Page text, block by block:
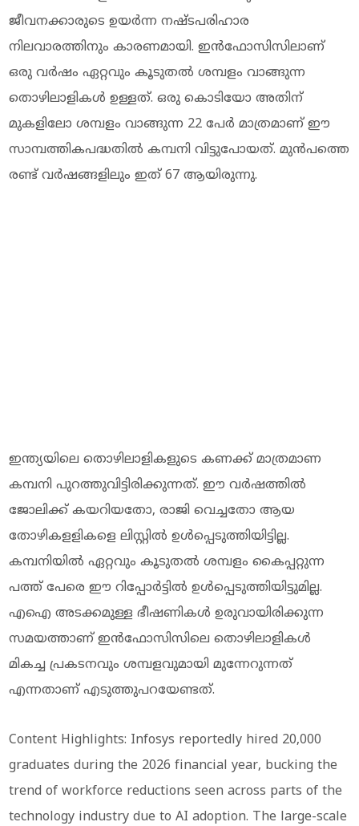
ജീവനക്കാരുടെ ഉയർന്ന നഷ്ടപരിഹാര
നിലവാരത്തിനും കാരണമായി. ഇന്‍ഫോസിസിലാണ്
ഒരു വർഷം ഏറ്റവും കൂടുതൽ ശമ്പളം വാങ്ങുന്ന
തൊഴിലാളികൾ ഉള്ളത്. ഒരു കൊടിയോ അതിന്
മുകളിലോ ശമ്പളം വാങ്ങുന്ന 22 പേർ മാത്രമാണ് ഈ
സാമ്പത്തികപദ്ധതിൽ കമ്പനി വിട്ടുപോയത്. മുൻപത്തെ
രണ്ട് വർഷങ്ങളിലും ഇത് 67 ആയിരുന്നു.
ഇന്ത്യയിലെ തൊഴിലാളികളുടെ കണക്ക് മാത്രമാണ
കമ്പനി പുറത്തുവിട്ടിരിക്കുന്നത്. ഈ വർഷത്തിൽ
ജോലിക്ക് കയറിയതോ, രാജി വെച്ചതോ ആയ
തോഴികളളികളെ ലിസ്റ്റിൽ ഉൾപ്പെടുത്തിയിട്ടില്ല.
കമ്പനിയിൽ ഏറ്റവും കൂടുതൽ ശമ്പളം കൈപ്പറ്റുന്ന
പത്ത് പേരെ ഈ റിപ്പോർട്ടിൽ ഉൾപ്പെടുത്തിയിട്ടുമില്ല.
എഐ അടക്കമുള്ള ഭീഷണികൾ ഉരുവായിരിക്കുന്ന
സമയത്താണ് ഇൻഫോസിസിലെ തൊഴിലാളികൾ
മികച്ച പ്രകടനവും ശമ്പളവുമായി മുന്നേറുന്നത്
എന്നതാണ് എടുത്തുപറയേണ്ടത്.
Content Highlights: Infosys reportedly hired 20,000
graduates during the 2026 financial year, bucking the
trend of workforce reductions seen across parts of the
technology industry due to AI adoption. The large-scale